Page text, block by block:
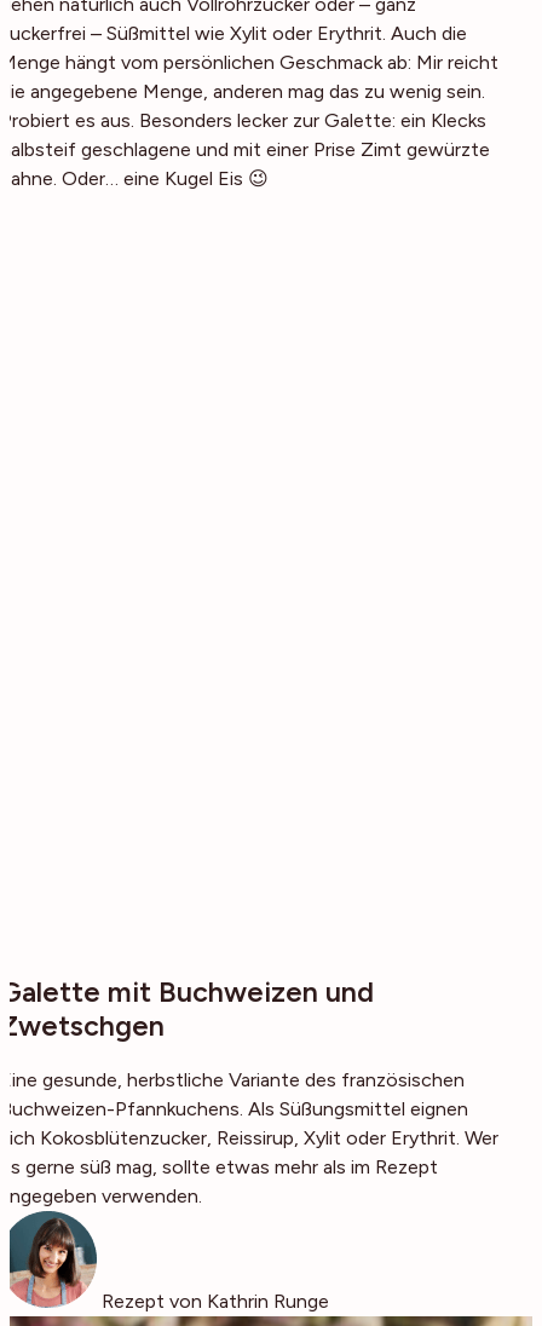
gehen natürlich auch Vollrohrzucker oder – ganz
zuckerfrei – Süßmittel wie Xylit oder Erythrit. Auch die
Menge hängt vom persönlichen Geschmack ab: Mir reicht
die angegebene Menge, anderen mag das zu wenig sein.
Probiert es aus. Besonders lecker zur Galette: ein Klecks
halbsteif geschlagene und mit einer Prise Zimt gewürzte
Sahne. Oder… eine Kugel Eis 😉
Galette mit Buchweizen und
Zwetschgen
Eine gesunde, herbstliche Variante des französischen
Buchweizen-Pfannkuchens. Als Süßungsmittel eignen
sich Kokosblütenzucker, Reissirup, Xylit oder Erythrit. Wer
es gerne süß mag, sollte etwas mehr als im Rezept
angegeben verwenden.
Rezept von Kathrin Runge